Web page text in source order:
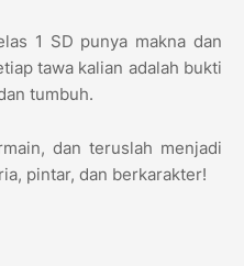
1 SD punya makna dan
tawa kalian adalah bukti
tumbuh.
dan teruslah menjadi
pintar, dan berkarakter!